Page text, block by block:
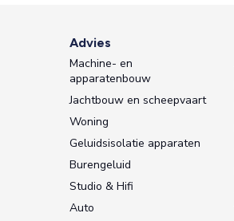
Advies
Machine- en
apparatenbouw
Jachtbouw en scheepvaart
Woning
Geluidsisolatie apparaten
Burengeluid
Studio & Hifi
Auto